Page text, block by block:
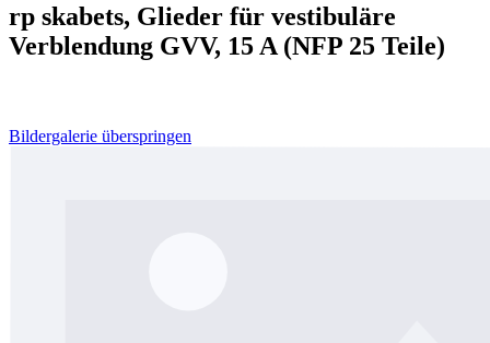
rp skabets, Glieder für vestibuläre
Verblendung GVV, 15 A (NFP 25 Teile)
Bildergalerie überspringen